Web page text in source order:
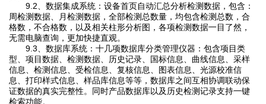
9.2、数据集成系统：设备首页自动汇总分析检测数据，包含：
周检测数据、月检测数据，全部检测总数量，均包含检测总数，合
格数，不合格数，以及相关柱形分析图，各项检测数据一目了然，
无需电脑查询，更加快捷直观。
9.3、数据库系统：十几项数据库分类管理仪器：包含项目类
型、项目数据、检测数据、历史记录、国标信息、曲线信息、采样
信息、检测信息、受检信息、复核信息、图表信息、光源校准信
息、打印样式信息、样品库信息等等，数据库之间互相协调联动保
证数据的真实完整性。同时产品数据库以及历史检测记录支持一键
检索功能。